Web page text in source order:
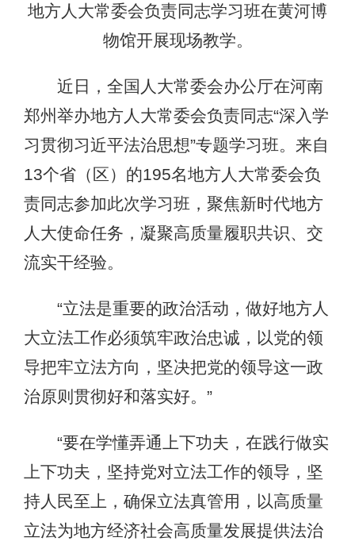
地方人大常委会负责同志学习班在黄河博
物馆开展现场教学。
近日，全国人大常委会办公厅在河南
郑州举办地方人大常委会负责同志“深入学
习贯彻习近平法治思想”专题学习班。来自
13个省（区）的195名地方人大常委会负
责同志参加此次学习班，聚焦新时代地方
人大使命任务，凝聚高质量履职共识、交
流实干经验。
“立法是重要的政治活动，做好地方人
大立法工作必须筑牢政治忠诚，以党的领
导把牢立法方向，坚决把党的领导这一政
治原则贯彻好和落实好。”
“要在学懂弄通上下功夫，在践行做实
上下功夫，坚持党对立法工作的领导，坚
持人民至上，确保立法真管用，以高质量
立法为地方经济社会高质量发展提供法治